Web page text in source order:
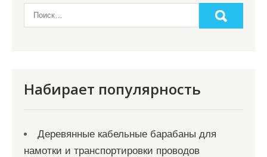
м
Набирает популярность
Деревянные кабельные барабаны для
намотки и транспортировки проводов